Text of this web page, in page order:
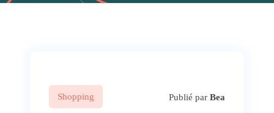
Shopping Publié par Bea